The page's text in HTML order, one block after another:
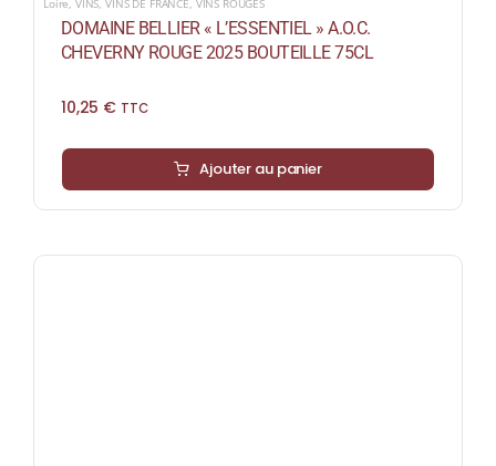
DOMAINE BELLIER « L’ESSENTIEL » A.O.C.
CHEVERNY ROUGE 2025 BOUTEILLE 75CL
10,25 € TTC
Ajouter au panier